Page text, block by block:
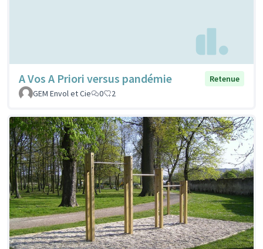
A Vos A Priori versus pandémie
Retenue
GEM Envol et Cie
0 2